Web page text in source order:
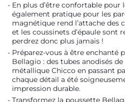
En plus d’être confortable pour
également pratique pour les
magnétique rend l’attache des
et les coussinets d’épaule sont
perdrez donc plus jamais !
Préparez-vous à être enchanté
Bellagio : des tubes anodisés
métallique Chicco en passant
chaque détail a été
impression durable.
Transformez la poussette